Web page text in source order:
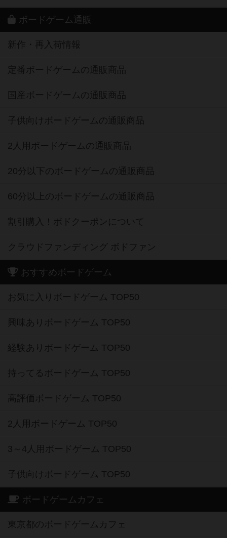
ボードゲーム通販
新作・再入荷情報
定番ボードゲームの通販商品
国産ボードゲームの通販商品
子供向けボードゲームの通販商品
2人用ボードゲームの通販商品
20分以下のボードゲームの通販商品
60分以上のボードゲームの通販商品
割引購入！ボドクーポンについて
クラウドファンディング ボドファン
おすすめボードゲーム
お気に入りボードゲーム TOP50
興味ありボードゲーム TOP50
経験ありボードゲーム TOP50
持ってるボードゲーム TOP50
高評価ボードゲーム TOP50
2人用ボードゲーム TOP50
3～4人用ボードゲーム TOP50
子供向けボードゲーム TOP50
ボードゲームカフェ
東京都のボードゲームカフェ